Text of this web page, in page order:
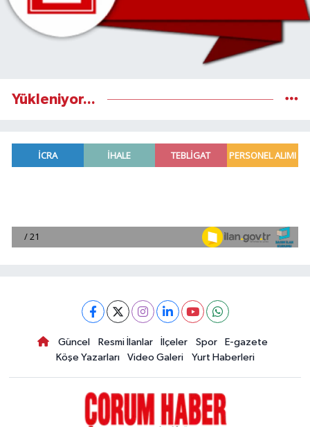
Yükleniyor...
Güncel Resmi İlanlar İlçeler Spor
E-gazete
Köşe Yazarları
Video Galeri Yurt Haberleri